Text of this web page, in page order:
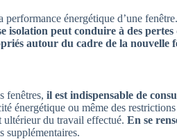
énergétique d’une fenêtre.
isolation peut conduire à des
autour du cadre de la nouvelle
fenêtres, il est indispensable de
énergétique ou même des
ultérieur du travail effectué. En se
supplémentaires.